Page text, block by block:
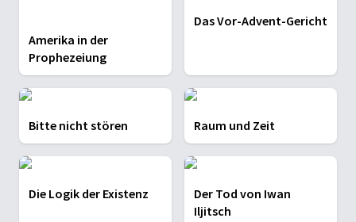
Amerika in der
Prophezeiung
Das Vor-Advent-Gericht
Bitte nicht stören Raum und Zeit
Die Logik der Existenz
Der Tod von Iwan
Iljitsch